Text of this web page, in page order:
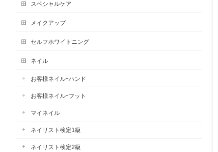
スペシャルケア
メイクアップ
セルフホワイトニング
ネイル
お客様ネイルｰハンド
お客様ネイルｰフット
マイネイル
ネイリスト検定1級
ネイリスト検定2級